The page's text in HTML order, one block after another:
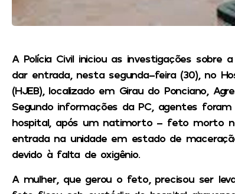
A Polícia Civil iniciou as investigações
dar entrada, nesta segunda-feira (30), no
(HJEB), localizado em Girau do Ponciano,
Segundo informações da PC, agentes
hospital, após um natimorto – feto morto
entrada na unidade em estado de
devido à falta de oxigênio.
A mulher, que gerou o feto, precisou ser